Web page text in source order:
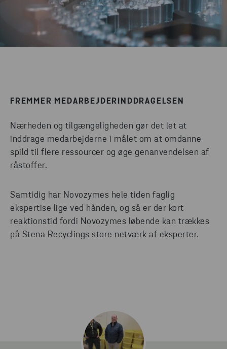
FREMMER MEDARBEJDERINDDRAGELSEN
Nærheden og tilgængeligheden gør det let at
inddrage medarbejderne i målet om at omdanne
spild til flere ressourcer og øge genanvendelsen af
råstoffer.
Samtidig har Novozymes hele tiden faglig
ekspertise lige ved hånden, og så er der kort
reaktionstid fordi Novozymes løbende kan trækkes
på Stena Recyclings store netværk af eksperter.